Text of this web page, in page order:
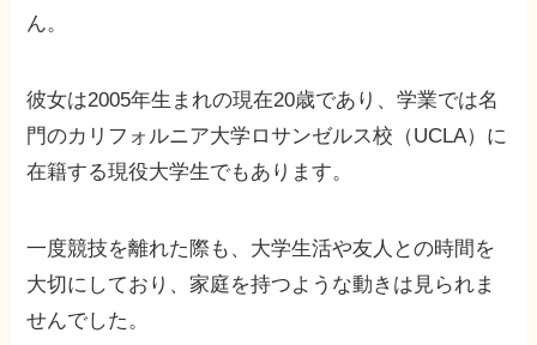
ん。
彼女は2005年生まれの現在20歳であり、学業では名
門のカリフォルニア大学ロサンゼルス校（UCLA）に
在籍する現役大学生でもあります。
一度競技を離れた際も、大学生活や友人との時間を
大切にしており、家庭を持つような動きは見られま
せんでした。